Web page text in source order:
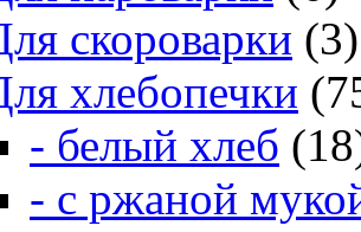
скороварки (3)
хлебопечки
- белый хлеб
- с ржаной